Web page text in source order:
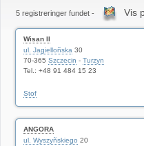
5 registreringer fundet - Vis
Wisan II
ul. Jagielloñska 30
70-365 Szczecin - Turzyn
Tel.: +48 91 484 15 23
Stof
ANGORA
ul. Wyszyñskiego 20